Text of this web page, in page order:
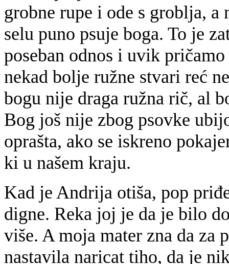
grobne rupe i ode s groblja, a
selu puno psuje boga. To je
poseban odnos i uvik
nekad bolje ružne stvari reć
bogu nije draga ružna rič, al
Bog još nije zbog psovke
oprašta, ako se iskreno
ki u našem kraju.
Kad je Andrija otiša, pop
digne. Reka joj je da je bilo
više. A moja mater zna da za
nastavila naricat tiho, da je